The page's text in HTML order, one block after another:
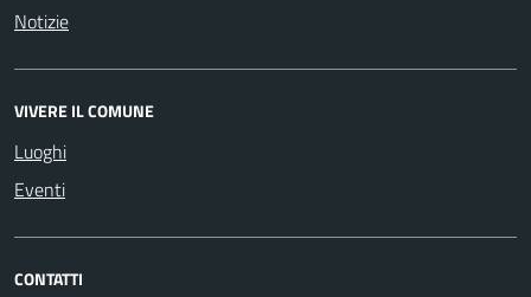
Notizie
VIVERE IL COMUNE
Luoghi
Eventi
CONTATTI